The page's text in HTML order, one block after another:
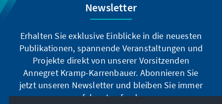
Newsletter
Erhalten Sie exklusive Einblicke in die neuesten
Publikationen, spannende Veranstaltungen und
Projekte direkt von unserer Vorsitzenden
Annegret Kramp-Karrenbauer. Abonnieren Sie
jetzt unseren Newsletter und bleiben Sie immer
auf dem Laufenden.